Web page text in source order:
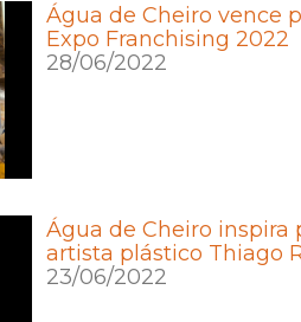
Água de Cheiro vence
Expo Franchising 2022
28/06/2022
Água de Cheiro inspira
artista plástico Thiago
23/06/2022